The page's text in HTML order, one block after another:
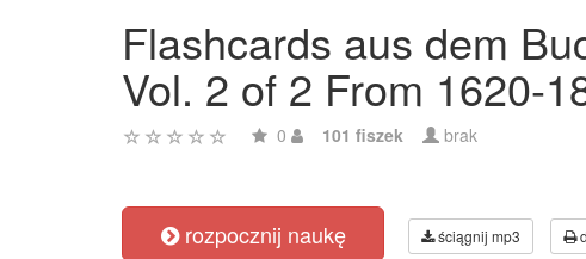
Flashcards aus dem
Vol. 2 of 2 From 1620-
0 101 fiszek brak
rozpocznij naukę ściągnij mp3